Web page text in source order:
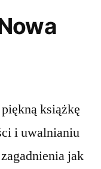
książkę
i uwalnianiu
jak